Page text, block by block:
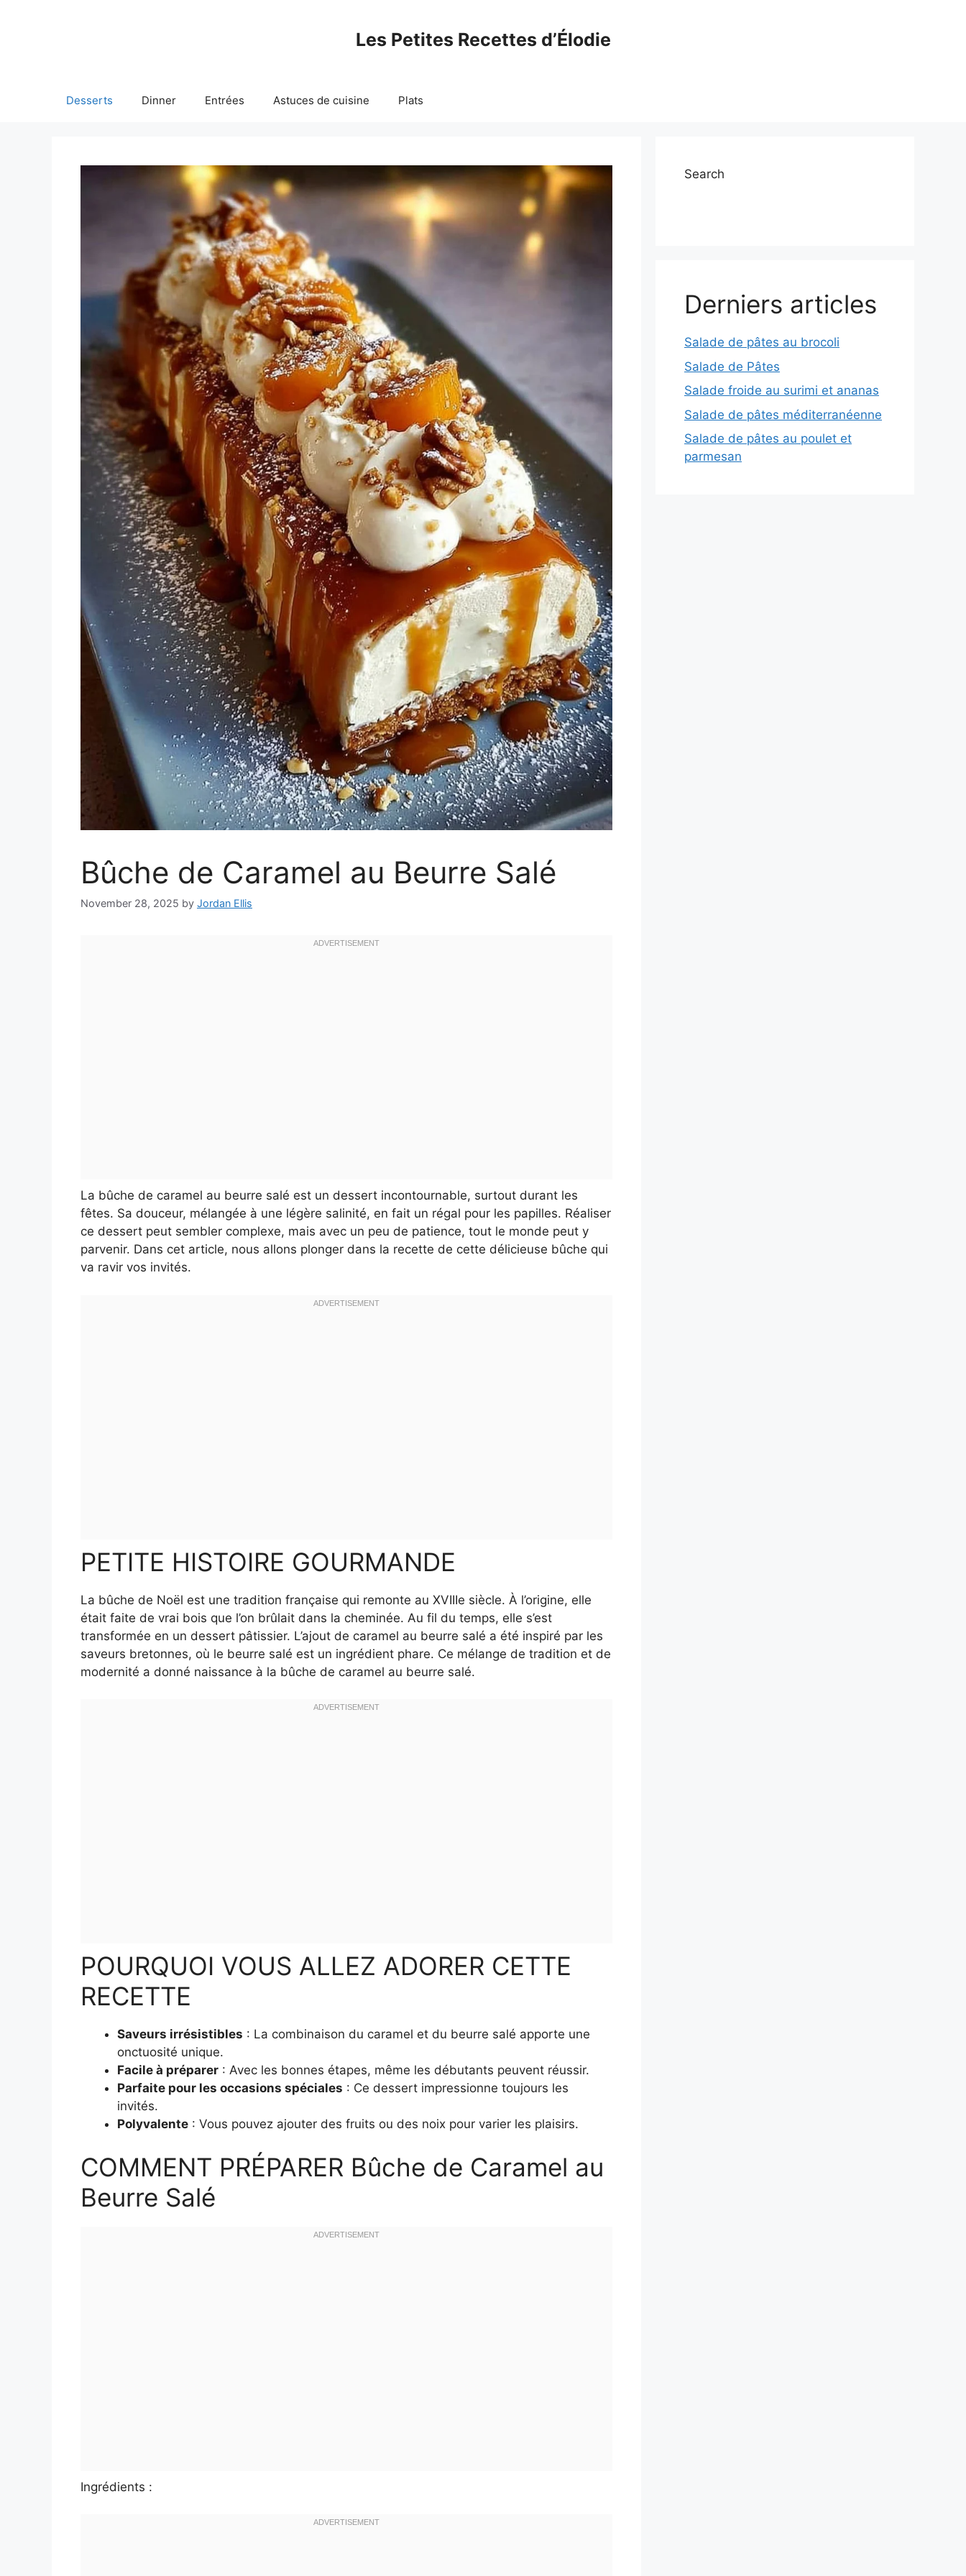
Les Petites Recettes d’Élodie
Desserts Dinner Entrées Astuces de cuisine Plats
Bûche de Caramel au Beurre Salé
November 28, 2025 by Jordan Ellis
La bûche de caramel au beurre salé est un dessert incontournable, surtout durant les
fêtes. Sa douceur, mélangée à une légère salinité, en fait un régal pour les papilles. Réaliser
ce dessert peut sembler complexe, mais avec un peu de patience, tout le monde peut y
parvenir. Dans cet article, nous allons plonger dans la recette de cette délicieuse bûche qui
va ravir vos invités.
PETITE HISTOIRE GOURMANDE
La bûche de Noël est une tradition française qui remonte au XVIIIe siècle. À l’origine, elle
était faite de vrai bois que l’on brûlait dans la cheminée. Au fil du temps, elle s’est
transformée en un dessert pâtissier. L’ajout de caramel au beurre salé a été inspiré par les
saveurs bretonnes, où le beurre salé est un ingrédient phare. Ce mélange de tradition et de
modernité a donné naissance à la bûche de caramel au beurre salé.
POURQUOI VOUS ALLEZ ADORER CETTE
RECETTE
Saveurs irrésistibles : La combinaison du caramel et du beurre salé apporte une
onctuosité unique.
Facile à préparer : Avec les bonnes étapes, même les débutants peuvent réussir.
Parfaite pour les occasions spéciales : Ce dessert impressionne toujours les
invités.
Polyvalente : Vous pouvez ajouter des fruits ou des noix pour varier les plaisirs.
COMMENT PRÉPARER Bûche de Caramel au
Beurre Salé
Ingrédients :
Search
Derniers articles
Salade de pâtes au brocoli
Salade de Pâtes
Salade froide au surimi et ananas
Salade de pâtes méditerranéenne
Salade de pâtes au poulet et
parmesan